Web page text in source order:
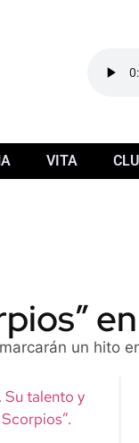
VITA
un hito
Su talento y